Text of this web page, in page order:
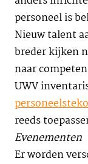
personeel is
Nieuw talent
breder kijken
naar
UWV
reeds
Evenementen
Er worden